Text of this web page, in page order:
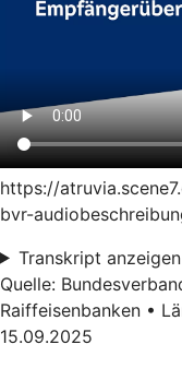
https://
bvr-
Transkript anzeigen
Quelle:
Raiffeisenbanken •
15.09.2025